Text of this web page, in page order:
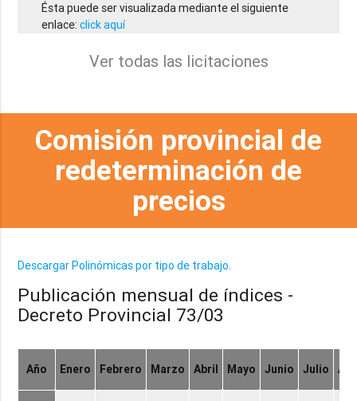
Ésta puede ser visualizada mediante el siguiente
enlace:click aquí
Ver todas las licitaciones
Comisión provincial de
redeterminación de
precios
Descargar Polinómicas por tipo de trabajo.
Publicación mensual de índices -
Decreto Provincial 73/03
Año Enero Febrero Marzo Abril Mayo Junio Julio